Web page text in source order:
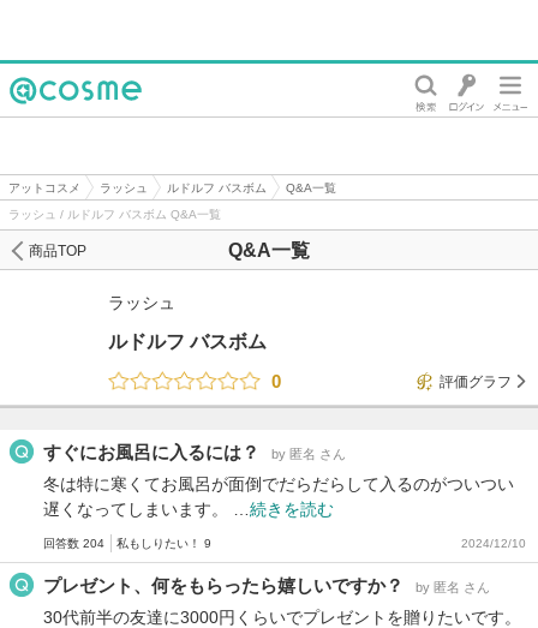
アットコスメ ラッシュ ルドルフ バスボム
Q&A一覧
ラッシュ / ルドルフ バスボム Q&A一覧
Q&A一覧
商品TOP
ラッシュ
ルドルフ バスボム
0
評価グラフ
すぐにお風呂に入るには？ by 匿名 さん
冬は特に寒くてお風呂が面倒でだらだらして入るのがついつい
遅くなってしまいます。 … 続きを読む
回答数 204 私もしりたい！ 9 2024/12/10
プレゼント、何をもらったら嬉しいですか？ by 匿名 さん
30代前半の友達に3000円くらいでプレゼントを贈りたいです。